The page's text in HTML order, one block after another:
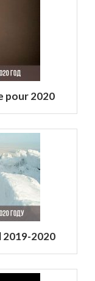
pour 2020
2019-2020